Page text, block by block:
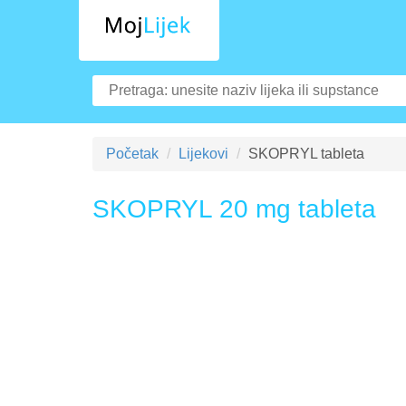
Početak Lijekovi SKOPRYL tableta
SKOPRYL 20 mg tableta